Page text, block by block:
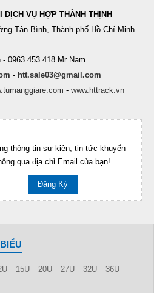
VỤ HỢP THÀNH THỊNH
Tân Bình, Thành phố Hồ Chí Minh
0963.453.418 Mr Nam
- htt.sale03@gmail.com
- www.httrack.vn
thông tin sự kiện, tin tức khuyến
qua địa chỉ Email của bạn!
Đăng Ký
15U 20U 27U 32U
36U